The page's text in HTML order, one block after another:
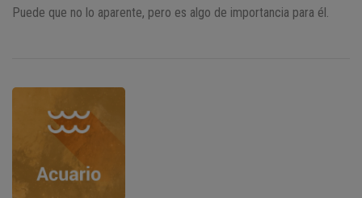
Puede que no lo aparente, pero es algo de importancia para él.